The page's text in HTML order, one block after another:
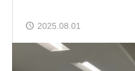
2025.08.01